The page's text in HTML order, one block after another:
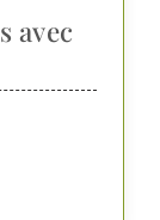
avec